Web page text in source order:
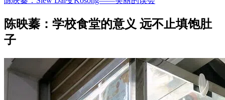
陈映蓁：学校食堂的意义 远不止填饱肚
子